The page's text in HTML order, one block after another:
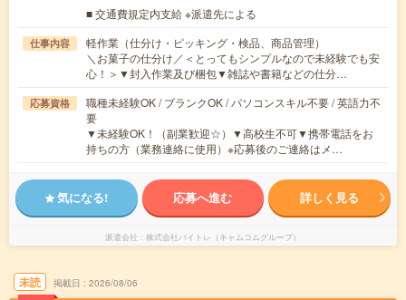
■ 交通費規定内支給 ※派遣先による
仕事内容
軽作業（仕分け・ピッキング・検品、商品管理）
＼お菓子の仕分け／＜とってもシンプルなので未経験でも安
心！＞▼封入作業及び梱包▼雑誌や書籍などの仕分…
応募資格
職種未経験OK / ブランクOK / パソコンスキル不要 / 英語力不
要
▼未経験OK！（副業歓迎☆）▼高校生不可▼携帯電話をお
持ちの方（業務連絡に使用）※応募後のご連絡はメ…
気になる! 応募へ進む 詳しく見る
派遣会社 株式会社バイトレ（キャムコムグループ）
未読 掲載日 2026/08/06